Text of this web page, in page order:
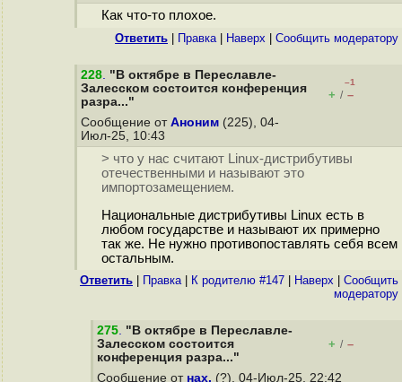
Как что-то плохое.
Ответить Правка| Наверх Cообщить модератору
228. "В октябре в Переславле-
Залесском состоится конференция
разра..."
–1
+ / –
Сообщение от Аноним (225), 04-
Июл-25, 10:43
> что у нас считают Linux-дистрибутивы
отечественными и называют это
импортозамещением.
Национальные дистрибутивы Linux есть в
любом государстве и называют их примерно
так же. Не нужно противопоставлять себя всем
остальным.
Ответить Правка| К родителю #147 Наверх
Cообщить
модератору
275. "В октябре в Переславле-
Залесском состоится
конференция разра..."
+ / –
Сообщение от нах. (?), 04-Июл-25, 22:42